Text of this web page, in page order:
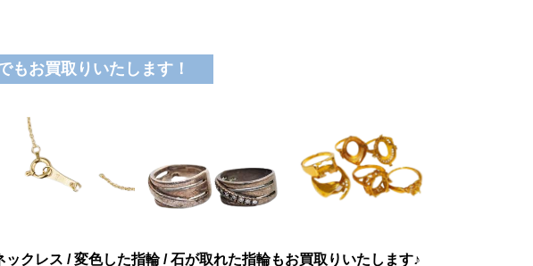
もお買取りいたします！
ックレス / 変色した指輪 / 石が取れた指輪もお買取りいたします♪